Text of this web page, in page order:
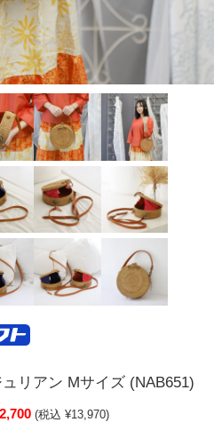
リアン Mサイズ (NAB651)
(税込 ¥13,970)